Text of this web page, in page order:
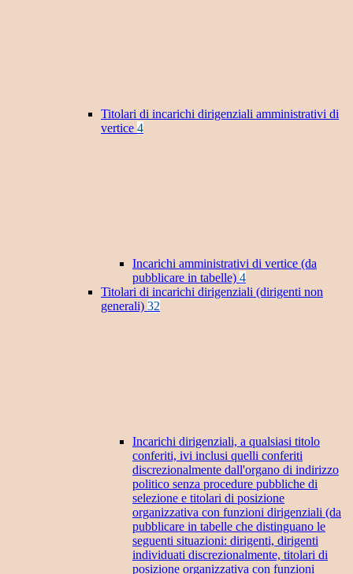
Titolari di incarichi dirigenziali amministrativi di
vertice 4
Incarichi amministrativi di vertice (da
pubblicare in tabelle) 4
Titolari di incarichi dirigenziali (dirigenti non
generali) 32
Incarichi dirigenziali, a qualsiasi titolo
conferiti, ivi inclusi quelli conferiti
discrezionalmente dall'organo di indirizzo
politico senza procedure pubbliche di
selezione e titolari di posizione
organizzativa con funzioni dirigenziali (da
pubblicare in tabelle che distinguano le
seguenti situazioni: dirigenti, dirigenti
individuati discrezionalmente, titolari di
posizione organizzativa con funzioni